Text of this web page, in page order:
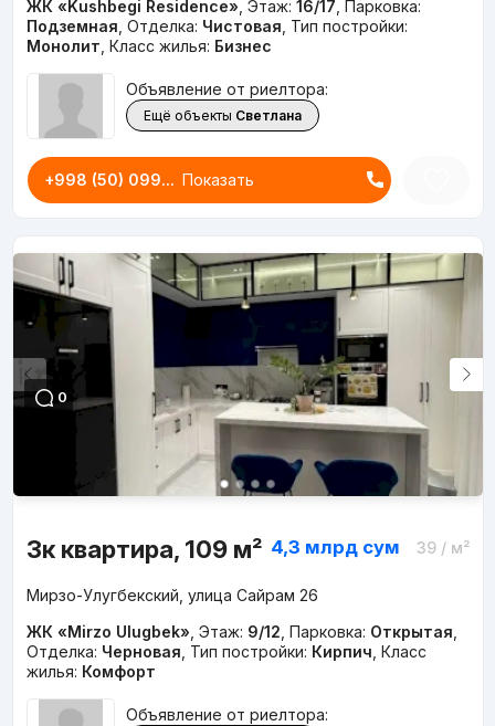
ЖК «Kushbegi Residence» Этаж: 16/17
Парковка:
Подземная Отделка: Чистовая Тип постройки:
Монолит Класс жилья: Бизнес
Объявление от риелтора:
Ещё объекты Светлана
+998 (50) 099... Показать
0
3к квартира, 109 м² 4,3 млрд сум 39/ м²
Мирзо-Улугбекский, улица Сайрам 26
ЖК «Mirzo Ulugbek» Этаж: 9/12 Парковка: Открытая
Отделка: Черновая Тип постройки: Кирпич Класс
жилья: Комфорт
Объявление от риелтора: